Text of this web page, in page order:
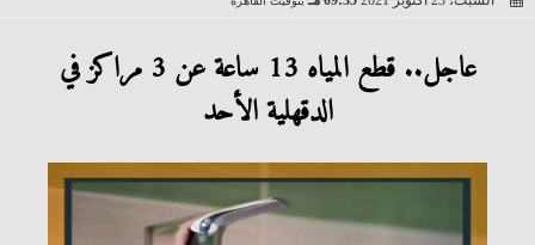
عاجل.. قطع المياه 13 ساعة عن 3 مراكز في
الدقهلية الأحد